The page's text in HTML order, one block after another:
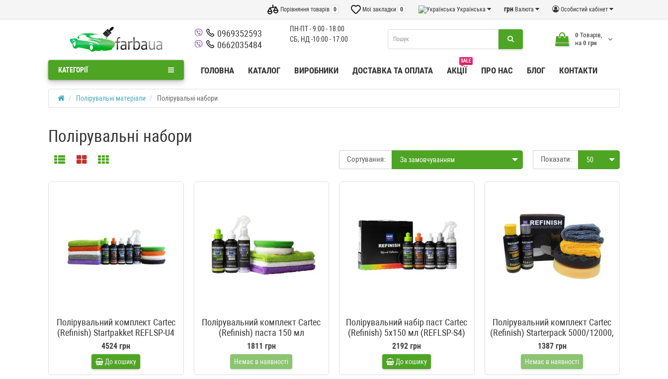
Особистий кабінет
грн Валюта
Українська
Мої закладки 0
Порівняння товарів 0
0969352593
0662035484
ПН-ПТ - 9:00 - 18:00
СБ, НД -10:00 - 17:00
0 Товарів,
на 0 грн
КАТЕГОРІЇ ГОЛОВНА КАТАЛОГ ВИРОБНИКИ ДОСТАВКА ТА ОПЛАТА
SALE
АКЦІЇ ПРО НАС БЛОГ КОНТАКТИ
Полірувальні матеріали Полірувальні набори
Полірувальні набори
Сортування: За замовчуванням Показати: 50
Полірувальний комплект Cartec
(Refinish) Startpakket REFLSP-U4
4524 грн
До кошику
Полірувальний комплект Cartec
(Refinish) паста 150 мл
3000/9000, круги, мікрофібра
1811 грн
Немає в наявності
Полірувальний набір паст Cartec
(Refinish) 5х150 мл (REFLSP-S4)
2192 грн
До кошику
Полірувальний комплект Cartec
(Refinish) Starterpack 5000/12000,
135 мм
1387 грн
Немає в наявності